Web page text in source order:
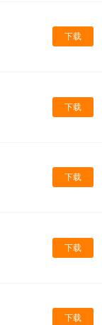
下载
下载
下载
下载
下载